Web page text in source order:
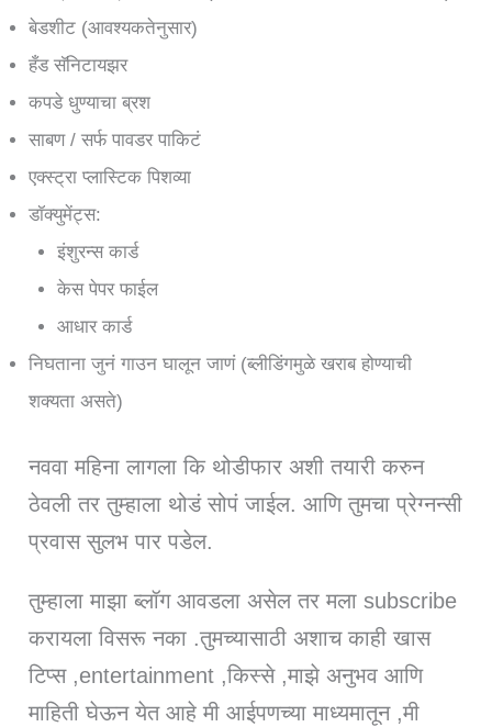
बेडशीट (आवश्यकतेनुसार)
हँड सॅनिटायझर
कपडे धुण्याचा ब्रश
साबण / सर्फ पावडर पाकिटं
एक्स्ट्रा प्लास्टिक पिशव्या
डॉक्युमेंट्स:
इंशुरन्स कार्ड
केस पेपर फाईल
आधार कार्ड
निघताना जुनं गाउन घालून जाणं (ब्लीडिंगमुळे खराब होण्याची
शक्यता असते)
नववा महिना लागला कि थोडीफार अशी तयारी करुन
ठेवली तर तुम्हाला थोडं सोपं जाईल. आणि तुमचा प्रेग्नन्सी
प्रवास सुलभ पार पडेल.
तुम्हाला माझा ब्लॉग आवडला असेल तर मला subscribe
करायला विसरू नका .तुमच्यासाठी अशाच काही खास
टिप्स ,entertainment ,किस्से ,माझे अनुभव आणि
माहिती घेऊन येत आहे मी आईपणच्या माध्यमातून ,मी